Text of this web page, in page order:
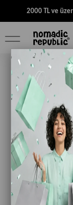
2000 TL ve